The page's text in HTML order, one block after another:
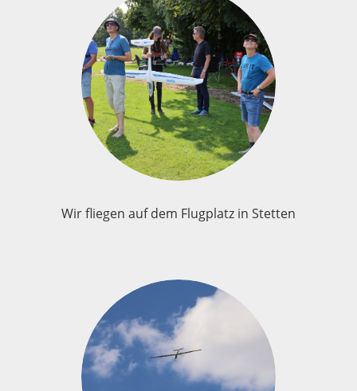
Wir fliegen auf dem Flugplatz in Stetten